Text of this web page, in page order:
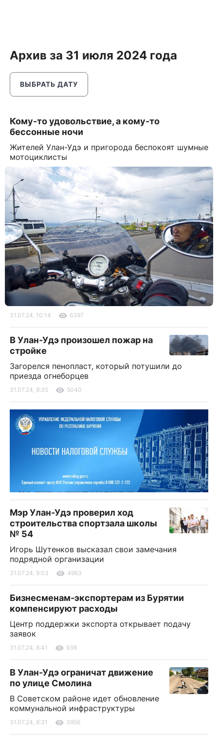
Архив за 31 июля 2024 года
ВЫБРАТЬ ДАТУ
Кому-то удовольствие, а кому-то
бессонные ночи
Жителей Улан-Удэ и пригорода беспокоят шумные
мотоциклисты
31.07.24, 10:14 6397
В Улан-Удэ произошел пожар на
стройке
Загорелся пенопласт, который потушили до
приезда огнеборцев
31.07.24, 9:35 5040
Мэр Улан-Удэ проверил ход
строительства спортзала школы
№ 54
Игорь Шутенков высказал свои замечания
подрядной организации
31.07.24, 9:03 4963
Бизнесменам-экспортерам из Бурятии
компенсируют расходы
Центр поддержки экспорта открывает подачу
заявок
31.07.24, 8:41 936
В Улан-Удэ ограничат движение
по улице Смолина
В Советском районе идет обновление
коммунальной инфраструктуры
31.07.24, 8:31 3956